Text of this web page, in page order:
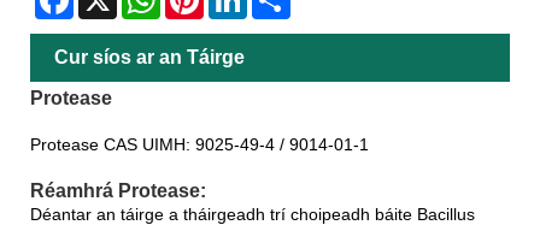
Cur síos ar an Táirge
Protease
Protease CAS UIMH: 9025-49-4 / 9014-01-1
Réamhrá Protease:
Déantar an táirge a tháirgeadh trí choipeadh báite Bacillus